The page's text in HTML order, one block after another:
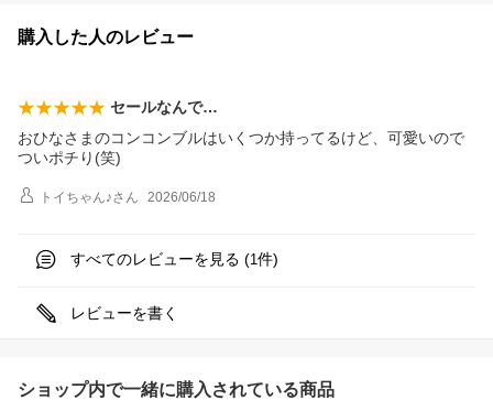
購入した人のレビュー
セールなんで…
おひなさまのコンコンブルはいくつか持ってるけど、可愛いので
ついポチり(笑)
トイちゃん♪さん 2026/06/18
すべてのレビューを見る (1 件)
レビューを書く
ショップ内で一緒に購入されている商品